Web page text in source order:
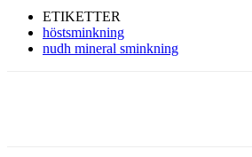
ETIKETTER
höstsminkning
nudh mineral sminkning